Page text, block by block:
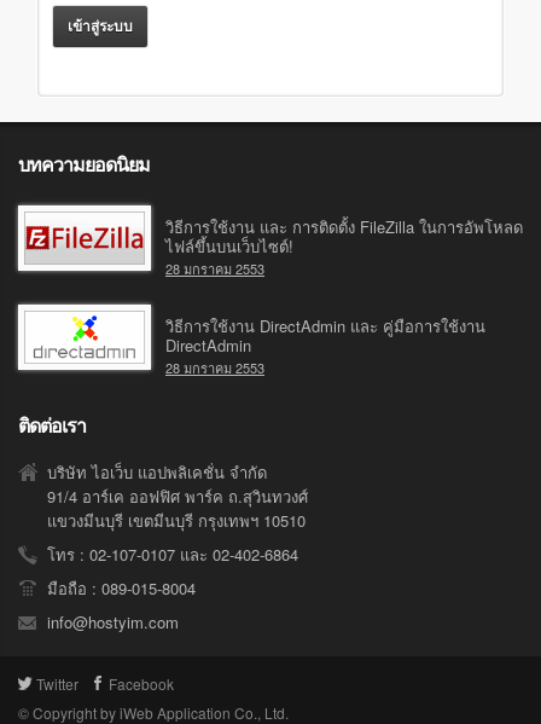
บทความยอดนิยม
วิธีการใช้งาน และ การติดตั้ง FileZilla ในการอัพโหลด
ไฟล์ขึ้นบนเว็บไซต์!
28 มกราคม 2553
วิธีการใช้งาน DirectAdmin และ คู่มือการใช้งาน
DirectAdmin
28 มกราคม 2553
ติดต่อเรา
บริษัท ไอเว็บ แอปพลิเคชั่น จำกัด
91/4 อาร์เค ออฟฟิศ พาร์ค ถ.สุวินทวงศ์
แขวงมีนบุรี เขตมีนบุรี กรุงเทพฯ 10510
โทร : 02-107-0107 และ 02-402-6864
มือถือ : 089-015-8004
info@hostyim.com
Twitter
Facebook
© Copyright by iWeb Application Co., Ltd.